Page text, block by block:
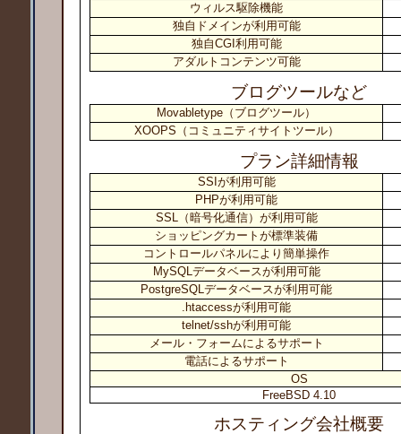
ウィルス駆除機能
独自ドメインが利用可能
独自CGI利用可能
アダルトコンテンツ可能
ブログツールなど
Movabletype（ブログツール）
XOOPS（コミュニティサイトツール）
プラン詳細情報
SSIが利用可能
PHPが利用可能
SSL（暗号化通信）が利用可能
ショッピングカートが標準装備
コントロールパネルにより簡単操作
MySQLデータベースが利用可能
PostgreSQLデータベースが利用可能
.htaccessが利用可能
telnet/sshが利用可能
メール・フォームによるサポート
電話によるサポート
OS
FreeBSD 4.10
ホスティング会社概要